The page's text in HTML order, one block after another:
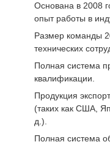
Основана в 2008
опыт работы в
Размер команды
технических
Полная система
квалификации.
Продукция
(таких как США,
д.).
Полная система